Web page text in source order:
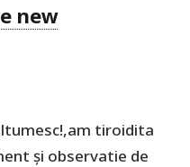
new
tiroidita
și observatie de